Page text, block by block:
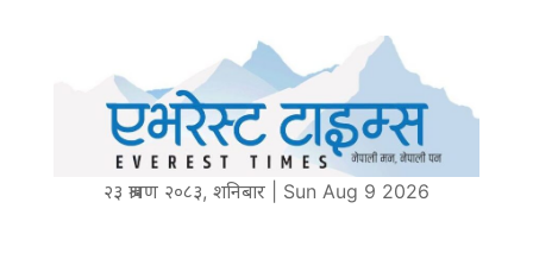
२३ श्रावण २०८३, शनिबार | Sun Aug 9 2026